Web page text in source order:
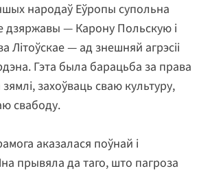
народаў Еўропы супольна
дзяржавы — Карону Польскую і
Літоўскае — ад знешняй агрэсіі
Гэта была барацьба за права
захоўваць сваю культуру,
свабоду.
аказалася поўнай і
прывяла да таго, што пагроза